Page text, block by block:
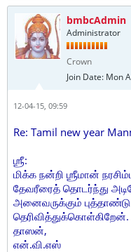
bmbcAdmin
Administrator
Crown
Join Date: Mon
12-04-15, 09:59
Re: Tamil new year
ஶ்ரீ:
மிக்க நன்றி ஶ்ரீமான்
தேவரீரைத் தொடர்ந்து
அனைவருக்கும்
தெரிவித்துக்கொள்கிறேன்.
தாஸன்,
என்.வி.எஸ்